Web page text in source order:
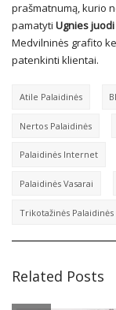
prašmatnumą, kurio
pamatyti Ugnies
Medvilninės grafito
patenkinti klientai.
Atile Palaidinės
Nertos Palaidinės
Palaidinės Internet
Palaidinės Vasarai
Trikotažinės Palaidinės
Related Posts